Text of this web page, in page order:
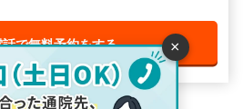
話で無料予約をする ×